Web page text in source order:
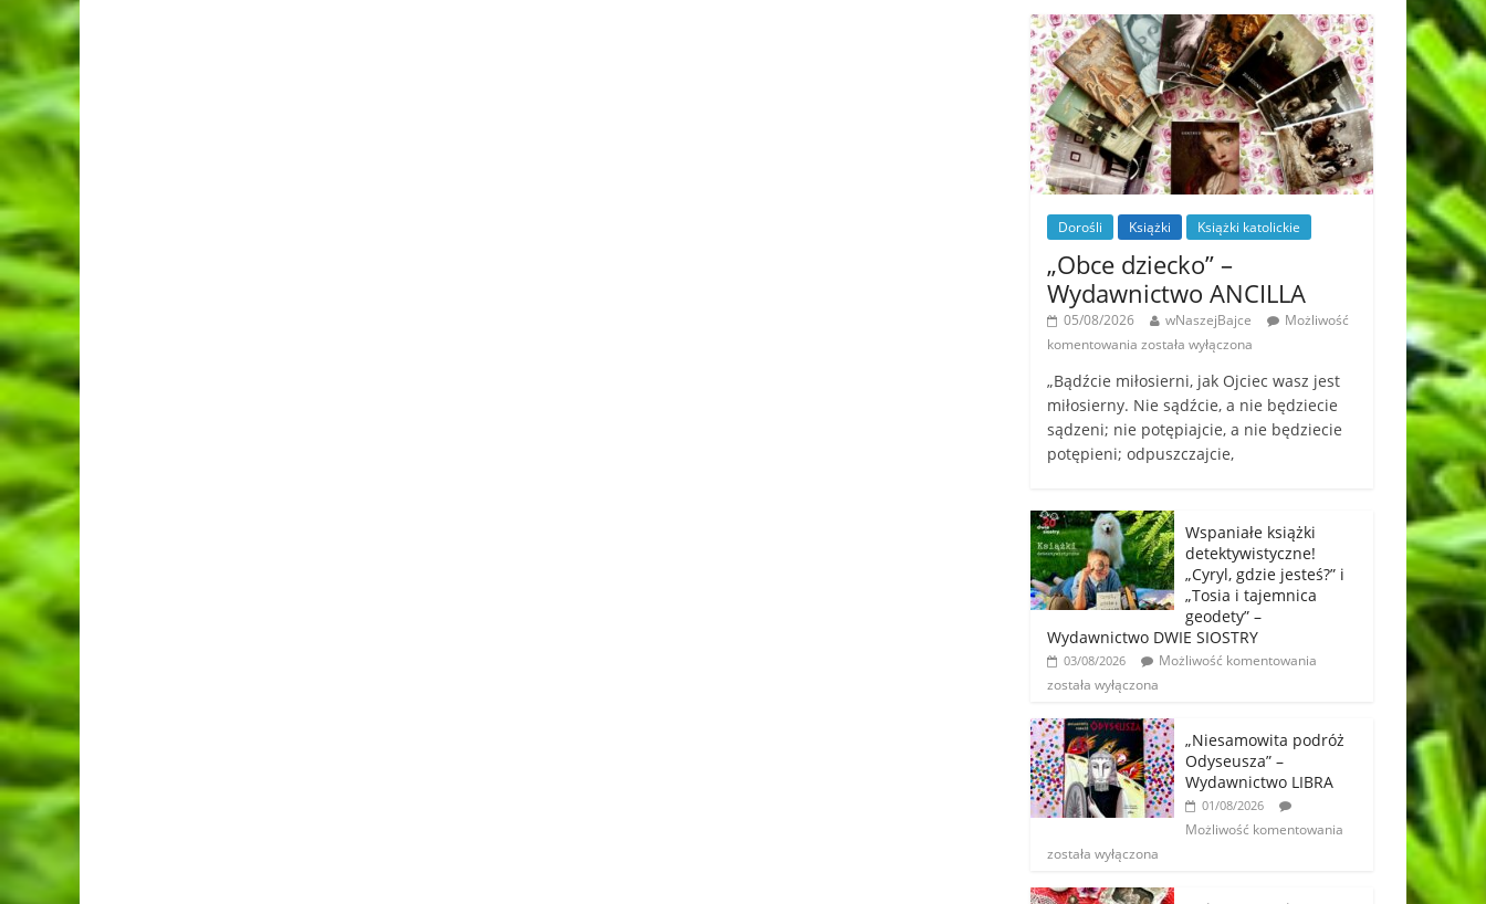
Dorośli Książki Książki katolickie
„Obce dziecko” –
Wydawnictwo ANCILLA
05/08/2026 wNaszejBajce
Możliwość
komentowania została wyłączona
„Bądźcie miłosierni, jak Ojciec wasz jest
miłosierny. Nie sądźcie, a nie będziecie
sądzeni; nie potępiajcie, a nie będziecie
potępieni; odpuszczajcie,
Wspaniałe książki
detektywistyczne!
„Cyryl, gdzie jesteś?” i
„Tosia i tajemnica
geodety” –
Wydawnictwo DWIE SIOSTRY
03/08/2026
Możliwość komentowania
została wyłączona
„Niesamowita podróż
Odyseusza” –
Wydawnictwo LIBRA
01/08/2026
Możliwość komentowania
została wyłączona